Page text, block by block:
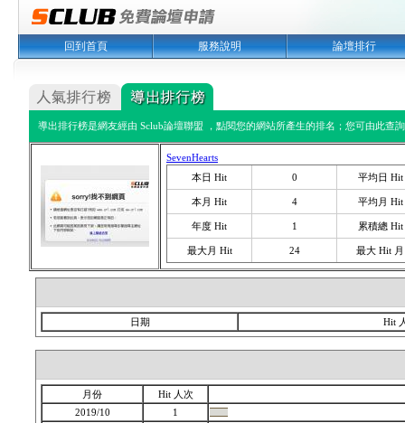
回到首頁 服務說明 論壇排行
導出排行榜是網友經由 Sclub論壇聯盟 ，點閱您的網站所產生的排名；您可由此查
SevenHearts
本日 Hit
0 平均日 Hit
本月 Hit 4 平均月 Hit
年度 Hit 1 累積總 Hit
最大月 Hit 24 最大 Hit 月
日期 Hit
月份
Hit 人次
2019/10
1